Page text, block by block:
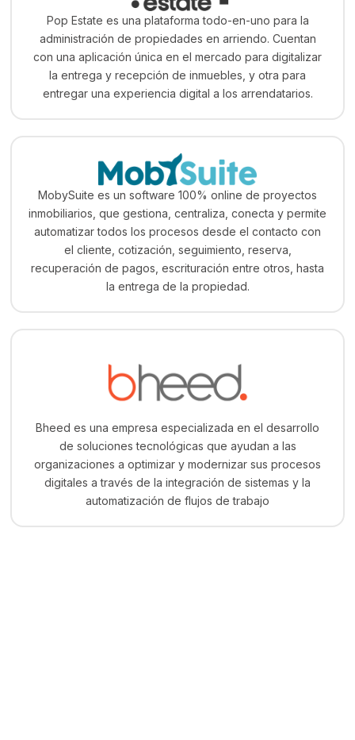
Pop Estate es una plataforma todo-en-uno para la
administración de propiedades en arriendo. Cuentan
con una aplicación única en el mercado para digitalizar
la entrega y recepción de inmuebles, y otra para
entregar una experiencia digital a los arrendatarios.
MobySuite es un software 100% online de proyectos
inmobiliarios, que gestiona, centraliza, conecta y permite
automatizar todos los procesos desde el contacto con
el cliente, cotización, seguimiento, reserva,
recuperación de pagos, escrituración entre otros, hasta
la entrega de la propiedad.
Bheed es una empresa especializada en el desarrollo
de soluciones tecnológicas que ayudan a las
organizaciones a optimizar y modernizar sus procesos
digitales a través de la integración de sistemas y la
automatización de flujos de trabajo